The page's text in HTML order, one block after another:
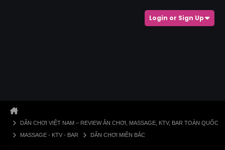
Login or Sign Up
DÂN CHƠI VIỆT NAM – REVIEW ĂN CHƠI, MASSAGE, KTV, BAR TOÀN QUỐC
MASSAGE - KTV - BAR
DÂN CHƠI MIỀN BẮC